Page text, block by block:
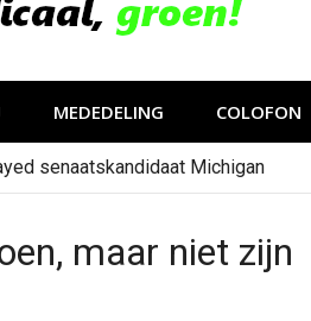
MEDEDELING COLOFON
senaatskandidaat Michigan
maar niet zijn